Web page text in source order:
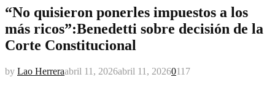
“No quisieron ponerles impuestos a los
más ricos”:Benedetti sobre decisión de la
Corte Constitucional
by Lao Herreraabril 11, 2026abril 11, 20260117